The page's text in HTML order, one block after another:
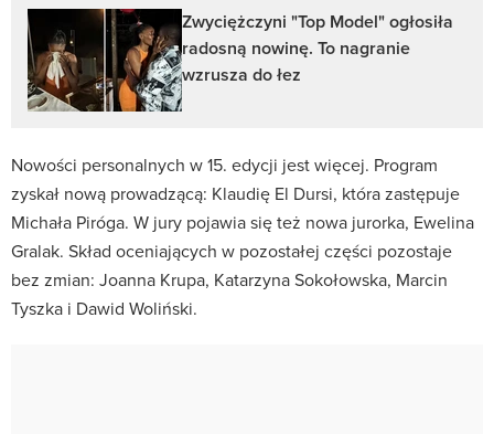
Zwyciężczyni "Top Model" ogłosiła
radosną nowinę. To nagranie
wzrusza do łez
Nowości personalnych w 15. edycji jest więcej. Program
zyskał nową prowadzącą: Klaudię El Dursi, która zastępuje
Michała Piróga. W jury pojawia się też nowa jurorka, Ewelina
Gralak. Skład oceniających w pozostałej części pozostaje
bez zmian: Joanna Krupa, Katarzyna Sokołowska, Marcin
Tyszka i Dawid Woliński.